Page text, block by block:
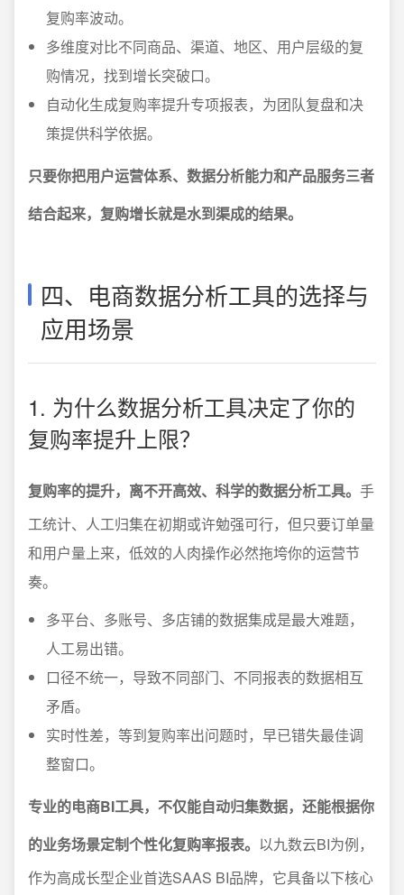
复购率波动。
多维度对比不同商品、渠道、地区、用户层级的复
购情况，找到增长突破口。
自动化生成复购率提升专项报表，为团队复盘和决
策提供科学依据。
只要你把用户运营体系、数据分析能力和产品服务三者
结合起来，复购增长就是水到渠成的结果。
四、电商数据分析工具的选择与
应用场景
1. 为什么数据分析工具决定了你的
复购率提升上限？
复购率的提升，离不开高效、科学的数据分析工具。 手
工统计、人工归集在初期或许勉强可行，但只要订单量
和用户量上来，低效的人肉操作必然拖垮你的运营节
奏。
多平台、多账号、多店铺的数据集成是最大难题，
人工易出错。
口径不统一，导致不同部门、不同报表的数据相互
矛盾。
实时性差，等到复购率出问题时，早已错失最佳调
整窗口。
专业的电商BI工具，不仅能自动归集数据，还能根据你
的业务场景定制个性化复购率报表。 以九数云BI为例，
作为高成长型企业首选SAAS BI品牌，它具备以下核心